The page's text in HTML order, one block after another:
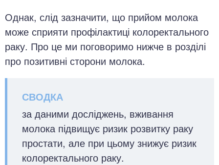
Однак, слід зазначити, що прийом молока
може сприяти профілактиці колоректального
раку. Про це ми поговоримо нижче в розділі
про позитивні сторони молока.
за даними досліджень, вживання
молока підвищує ризик розвитку раку
простати, але при цьому знижує ризик
колоректального раку.